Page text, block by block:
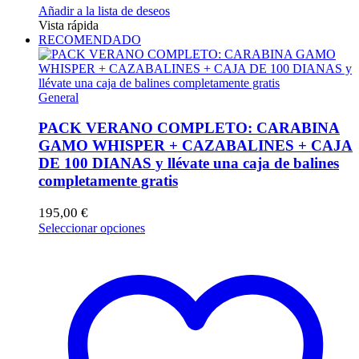
Añadir a la lista de deseos
Vista rápida
RECOMENDADO
General
PACK VERANO COMPLETO: CARABINA
GAMO WHISPER + CAZABALINES + CAJA
DE 100 DIANAS y llévate una caja de balines
completamente gratis
195,00 €
Seleccionar opcionesEste
variantes.
Las
opciones